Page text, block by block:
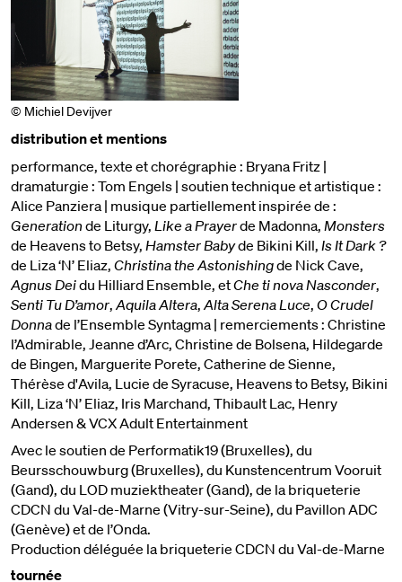
© Michiel Devijver
distribution et mentions
performance, texte et chorégraphie : Bryana Fritz |
dramaturgie : Tom Engels | soutien technique et artistique :
Alice Panziera | musique partiellement inspirée de :
Generation de Liturgy, Like a Prayerde Madonna, Monsters
de Heavens to Betsy, Hamster Babyde Bikini Kill, Is It Dark ?
de Liza ‘N’ Eliaz, Christina the Astonishingde Nick Cave,
Agnus Deidu Hilliard Ensemble, etChe ti nova Nasconder,
Senti Tu D’amor,Aquila Altera,Alta Serena Luce, O Crudel
Donnade l’Ensemble Syntagma | remerciements : Christine
l’Admirable, Jeanne d’Arc, Christine de Bolsena, Hildegarde
de Bingen, Marguerite Porete, Catherine de Sienne,
Thérèse d'Avila, Lucie de Syracuse, Heavens to Betsy, Bikini
Kill, Liza ‘N’ Eliaz, Iris Marchand, Thibault Lac, Henry
Andersen & VCX Adult Entertainment
Avec le soutien de Performatik19 (Bruxelles), du
Beursschouwburg (Bruxelles), du Kunstencentrum Vooruit
(Gand), du LOD muziektheater (Gand), de la briqueterie
CDCN du Val-de-Marne (Vitry-sur-Seine), du Pavillon ADC
(Genève) et de l’Onda.
Production déléguée la briqueterie CDCN du Val-de-Marne
tournée